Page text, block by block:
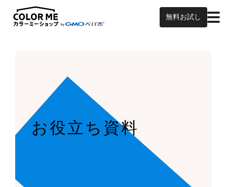
無料お試し
お役立ち資料